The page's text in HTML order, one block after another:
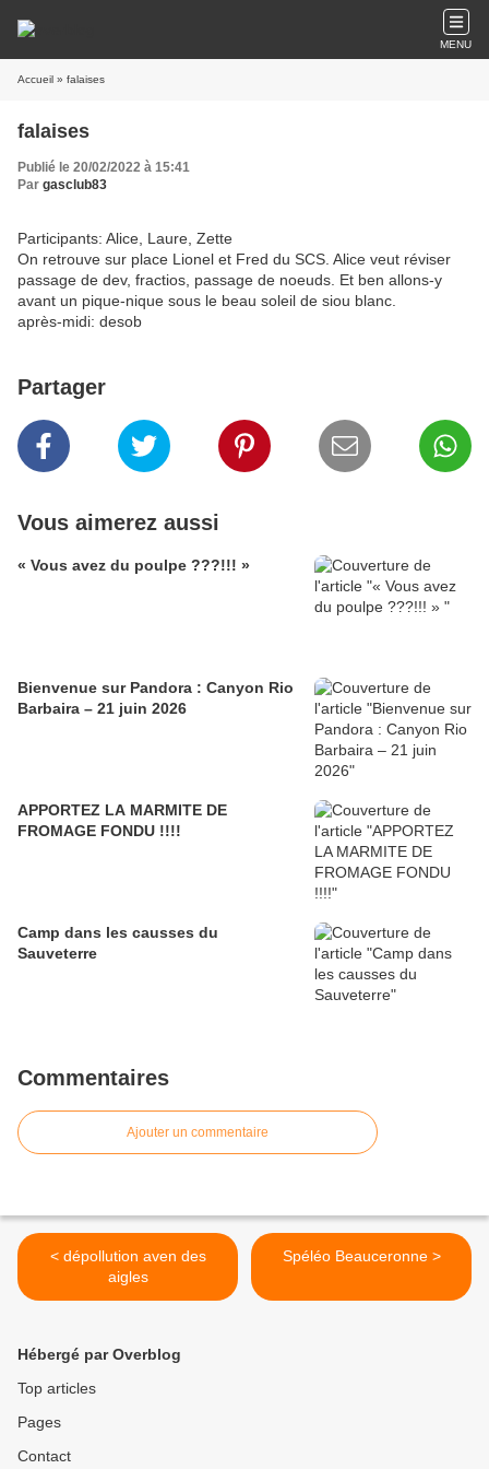
MENU
Accueil » falaises
falaises
Publié le 20/02/2022 à 15:41
Par gasclub83
Participants: Alice, Laure, Zette
On retrouve sur place Lionel et Fred du SCS. Alice veut réviser
passage de dev, fractios, passage de noeuds. Et ben allons-y
avant un pique-nique sous le beau soleil de siou blanc.
après-midi: desob
Partager
Vous aimerez aussi
« Vous avez du poulpe ???!!! »
Bienvenue sur Pandora : Canyon Rio
Barbaira – 21 juin 2026
APPORTEZ LA MARMITE DE
FROMAGE FONDU !!!!
Camp dans les causses du
Sauveterre
Commentaires
Ajouter un commentaire
< dépollution aven des
aigles
Spéléo Beauceronne >
Hébergé par Overblog
Top articles
Pages
Contact